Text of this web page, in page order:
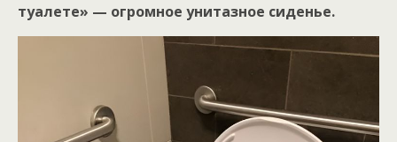
туалете» — огромное унитазное сиденье.